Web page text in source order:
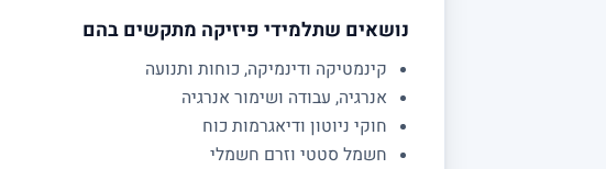
נושאים שתלמידי פיזיקה מתקשים בהם
קינמטיקה ודינמיקה, כוחות ותנועה
אנרגיה, עבודה ושימור אנרגיה
חוקי ניוטון ודיאגרמות כוח
חשמל סטטי וזרם חשמלי